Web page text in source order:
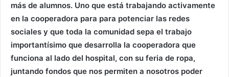
más de alumnos. Uno que está trabajando activamente
en la cooperadora para para potenciar las redes
sociales y que toda la comunidad sepa el trabajo
importantísimo que desarrolla la cooperadora que
funciona al lado del hospital, con su feria de ropa,
juntando fondos que nos permiten a nosotros poder